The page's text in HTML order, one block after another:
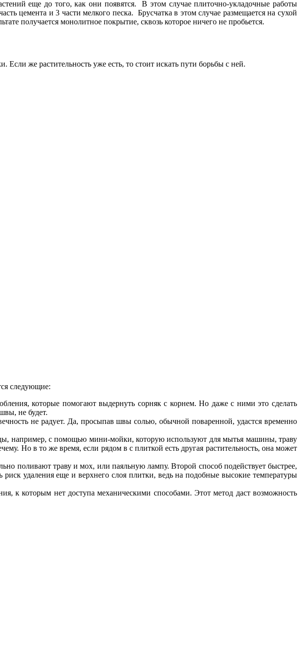
еще до того, как они появятся. В этом случае плиточно-укладочные работы
цемента и 3 части мелкого песка. Брусчатка в этом случае размещается на сухой
получается монолитное покрытие, сквозь которое ничего не пробьется.
же растительность уже есть, то стоит искать пути борьбы с ней.
следующие:
которые помогают выдернуть сорняк с корнем. Но даже с ними это сделать
не будет.
не радует. Да, просыпав швы солью, обычной поваренной, удастся временно
например, с помощью мини-мойки, которую используют для мытья машины, траву
Но в то же время, если рядом в с плиткой есть другая растительность, она может
поливают траву и мох, или паяльную лампу. Второй способ подействует быстрее,
риск удаления еще и верхнего слоя плитки, ведь на подобные высокие температуры
к которым нет доступа механическими способами. Этот метод даст возможность